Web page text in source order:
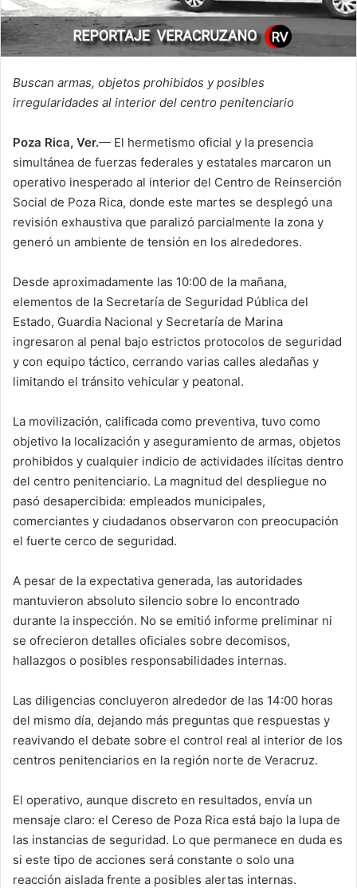
Buscan armas, objetos prohibidos y posibles
irregularidades al interior del centro penitenciario
Poza Rica, Ver.— El hermetismo oficial y la presencia
simultánea de fuerzas federales y estatales marcaron un
operativo inesperado al interior del Centro de Reinserción
Social de Poza Rica, donde este martes se desplegó una
revisión exhaustiva que paralizó parcialmente la zona y
generó un ambiente de tensión en los alrededores.
Desde aproximadamente las 10:00 de la mañana,
elementos de la Secretaría de Seguridad Pública del
Estado, Guardia Nacional y Secretaría de Marina
ingresaron al penal bajo estrictos protocolos de seguridad
y con equipo táctico, cerrando varias calles aledañas y
limitando el tránsito vehicular y peatonal.
La movilización, calificada como preventiva, tuvo como
objetivo la localización y aseguramiento de armas, objetos
prohibidos y cualquier indicio de actividades ilícitas dentro
del centro penitenciario. La magnitud del despliegue no
pasó desapercibida: empleados municipales,
comerciantes y ciudadanos observaron con preocupación
el fuerte cerco de seguridad.
A pesar de la expectativa generada, las autoridades
mantuvieron absoluto silencio sobre lo encontrado
durante la inspección. No se emitió informe preliminar ni
se ofrecieron detalles oficiales sobre decomisos,
hallazgos o posibles responsabilidades internas.
Las diligencias concluyeron alrededor de las 14:00 horas
del mismo día, dejando más preguntas que respuestas y
reavivando el debate sobre el control real al interior de los
centros penitenciarios en la región norte de Veracruz.
El operativo, aunque discreto en resultados, envía un
mensaje claro: el Cereso de Poza Rica está bajo la lupa de
las instancias de seguridad. Lo que permanece en duda es
si este tipo de acciones será constante o solo una
reacción aislada frente a posibles alertas internas.